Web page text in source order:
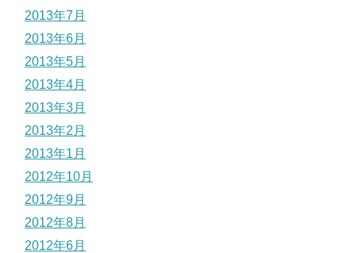
2013年7月
2013年6月
2013年5月
2013年4月
2013年3月
2013年2月
2013年1月
2012年10月
2012年9月
2012年8月
2012年6月